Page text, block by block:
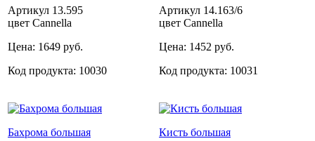
Артикул 13.595
цвет Cannella
Цена: 1649 руб.
Код продукта: 10030
Артикул 14.163/6
цвет Cannella
Цена: 1452 руб.
Код продукта: 10031
Бахрома большая
Кисть большая